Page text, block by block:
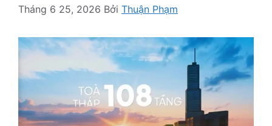
Tháng 6 25, 2026 Bởi Thuận Phạm